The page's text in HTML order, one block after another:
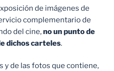
de imágenes de
complementario de
del cine,no un punto de
dichos carteles.
y de las fotos que contiene,